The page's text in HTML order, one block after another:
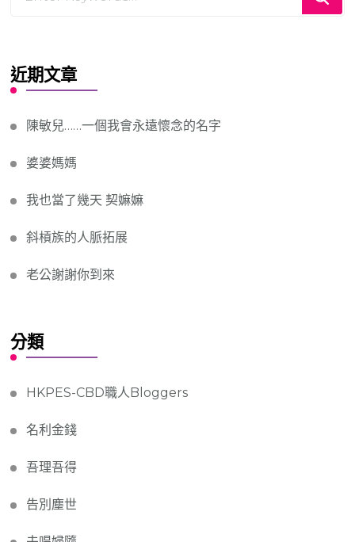
近期文章
陳敏兒……一個我會永遠懷念的名字
婆婆媽媽
我也當了幾天 契嫲嫲
斜槓族的人脈拓展
老公謝謝你到來
分類
HKPES-CBD職人Bloggers
名利金錢
吾理吾得
告別塵世